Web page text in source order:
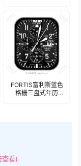
FORTIS富利斯蓝色
格栅三盘式年历
查看)